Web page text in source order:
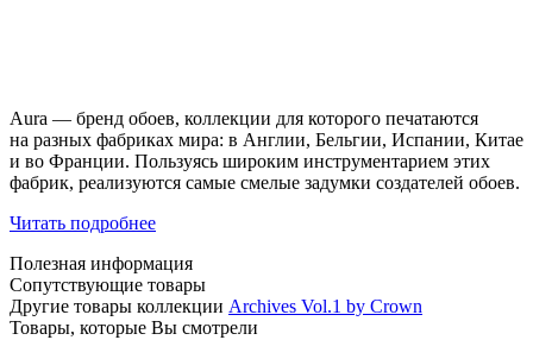
Aura — бренд обоев, коллекции для которого печатаются
на разных фабриках мира: в Англии, Бельгии, Испании, Китае
и во Франции. Пользуясь широким инструментарием этих
фабрик, реализуются самые смелые задумки создателей обоев.
Читать подробнее
Полезная информация
Сопутствующие товары
Другие товары коллекции Archives Vol.1 by Crown
Товары, которые Вы смотрели